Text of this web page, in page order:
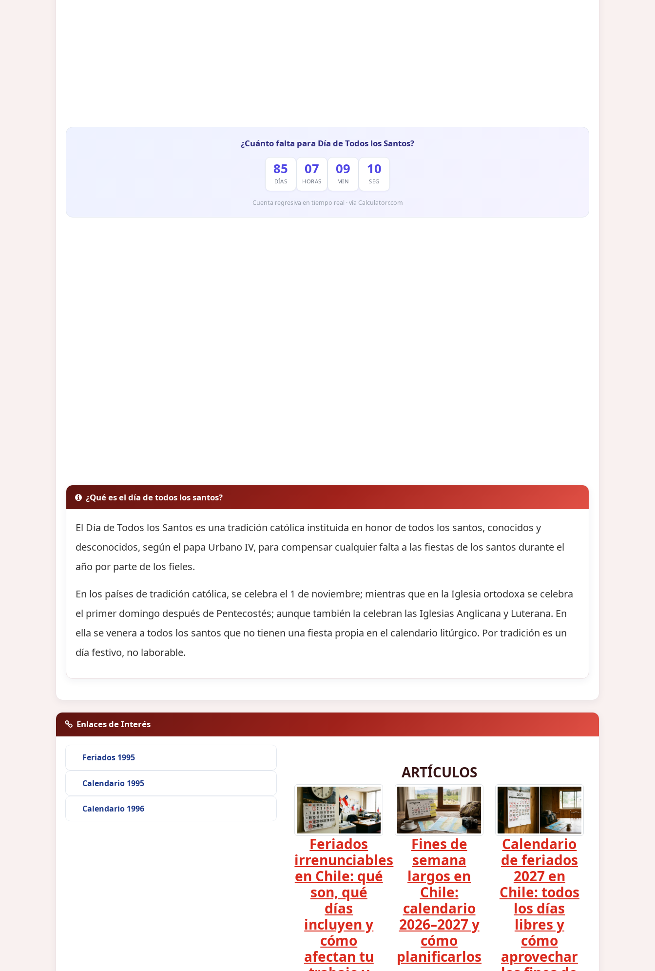
¿Cuánto falta para Día de Todos los Santos?
85
DÍAS
07
HORAS
09
MIN
08
SEG
Cuenta regresiva en tiempo real · vía Calculatorr.com
¿Qué es el día de todos los santos?
El Día de Todos los Santos es una tradición católica instituida en honor de todos los santos, conocidos y
desconocidos, según el papa Urbano IV, para compensar cualquier falta a las fiestas de los santos durante el
año por parte de los fieles.
En los países de tradición católica, se celebra el 1 de noviembre; mientras que en la Iglesia ortodoxa se celebra
el primer domingo después de Pentecostés; aunque también la celebran las Iglesias Anglicana y Luterana. En
ella se venera a todos los santos que no tienen una fiesta propia en el calendario litúrgico. Por tradición es un
día festivo, no laborable.
Enlaces de Interés
Feriados 1995
Calendario 1995
Calendario 1996
ARTÍCULOS
Feriados
irrenunciables
en Chile: qué
son, qué
días
incluyen y
cómo
afectan tu
Fines de
semana
largos en
Chile:
calendario
2026–2027 y
cómo
planificarlos
Calendario
de feriados
2027 en
Chile: todos
los días
libres y
cómo
aprovechar